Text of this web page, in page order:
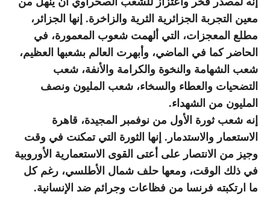
معين التجربة الجزائرية الثرية والزاخرة. إنها الجزائر،
مطلع المعجزات، التي ألهمت شعوب المعمورة، في
الحاضر كما في الماضي، وأبهرت العالم بشعبها العظيم،
شعب الشهامة والنخوة والكرامة والأنفة، شعب
التضحيات والعطاء والسخاء، شعب المليون ونصف
المليون من الشهداء.
إنه شعب ثورة الأول من نوفمبر المجيدة، قاهرة
الاستعمار والاستدمار. إنها الثورة التي تمكنت في وقت
وجيز من الانتصار على أعتى القوى الاستعمارية الأوروبية
في ذلك الوقت، ومعها حلف شمال الأطلسي، رغم كل
ما ارتكبته فرنسا من فظاعات وجرائم ضد الإنسانية.